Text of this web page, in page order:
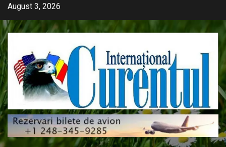
Skip
content
August 3, 2026